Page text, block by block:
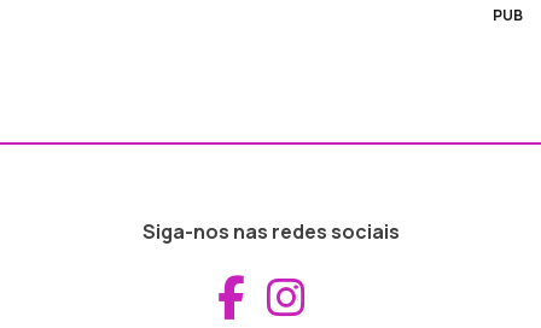
PUB
Siga-nos nas redes sociais
Aceder ao